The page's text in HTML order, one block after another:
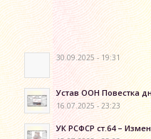
30.09.2025 - 19:31
Устав ООН Повестка
16.07.2025 - 23:23
УК РСФСР ст.64 –